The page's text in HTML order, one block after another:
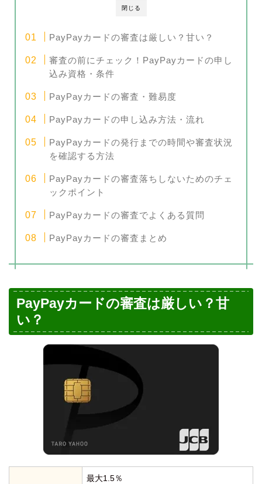
閉じる
PayPayカードの審査は厳しい？甘い？
審査の前にチェック！PayPayカードの申し
込み資格・条件
PayPayカードの審査・難易度
PayPayカードの申し込み方法・流れ
PayPayカードの発行までの時間や審査状況
を確認する方法
PayPayカードの審査落ちしないためのチェ
ックポイント
PayPayカードの審査でよくある質問
PayPayカードの審査まとめ
PayPayカードの審査は厳しい？甘
い？
最大1.5％